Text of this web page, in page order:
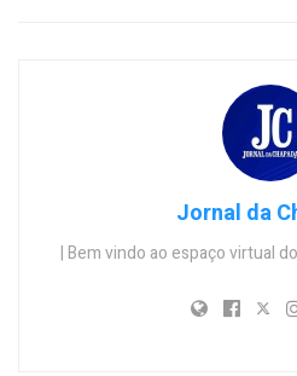
Jornal da
| Bem vindo ao espaço virtual